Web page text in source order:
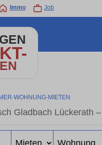
Immo Job
WOHNUNG-MIETEN
Gladbach Lückerath